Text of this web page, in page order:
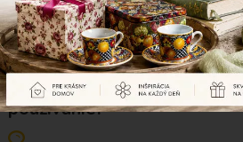
Porcelán
Je porcelán vhodný na
používanie?